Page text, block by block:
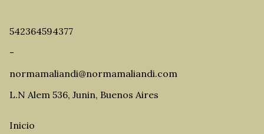
542364594377
-
normamaliandi@normamaliandi.com
L.N Alem 536, Junin, Buenos Aires
Inicio